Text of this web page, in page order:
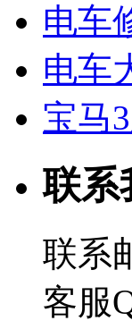
电车
电车
宝马
联系
联系
客服